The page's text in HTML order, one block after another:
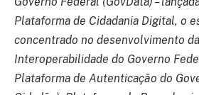
Plataforma de Cidadania Digital, o
concentrado no desenvolvimento
Interoperabilidade do Governo
Plataforma de Autenticação do